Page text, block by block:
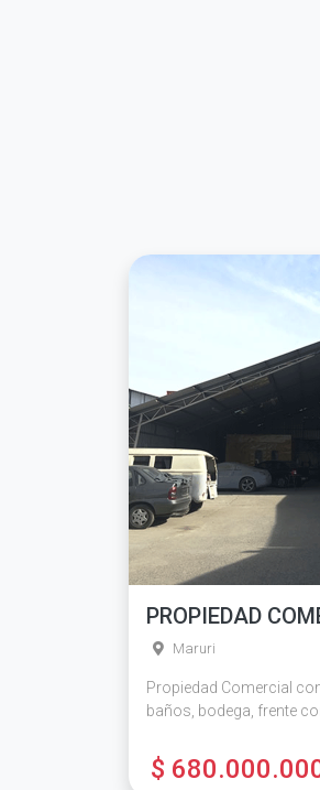
PROPIEDAD
Maruri
Propiedad Comercial
baños, bodega, frente
$